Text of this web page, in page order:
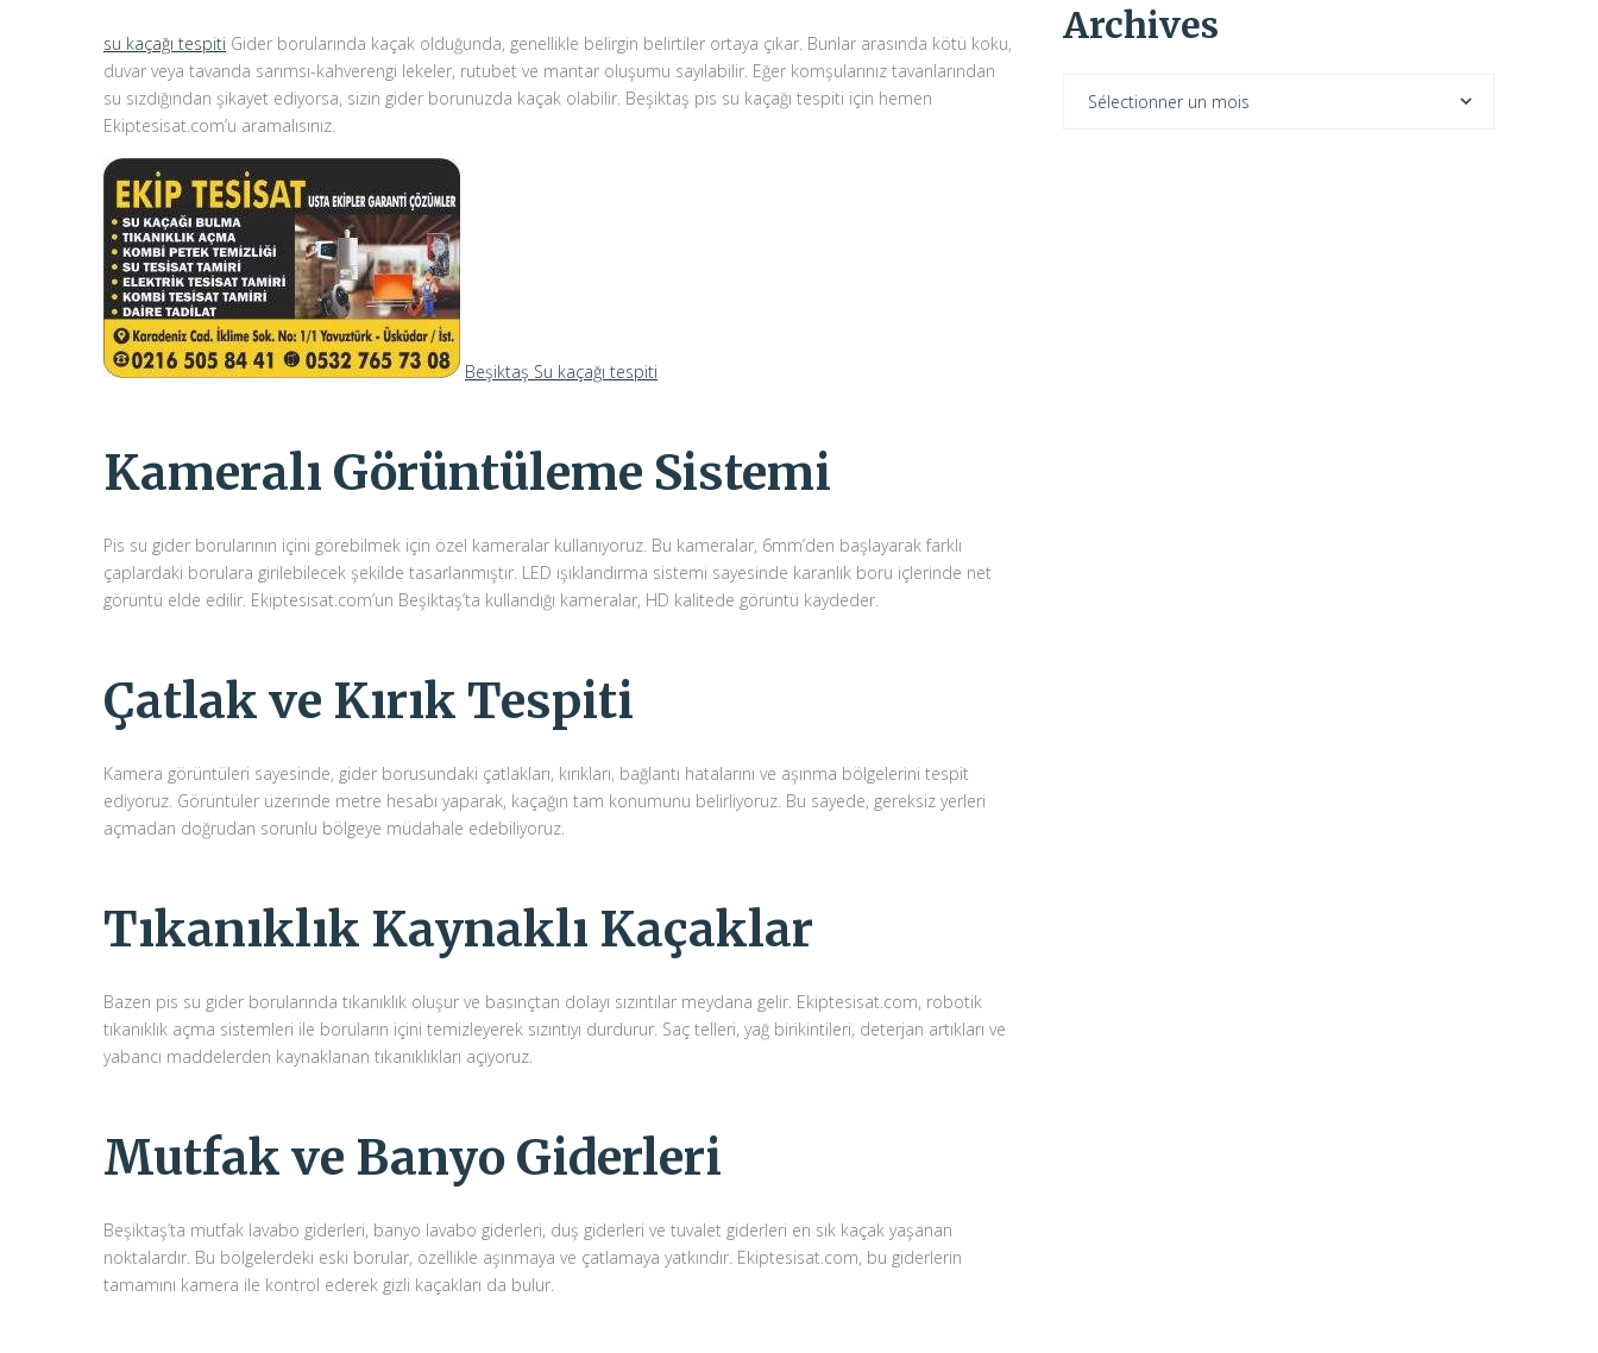
su kaçağı tespiti Gider borularında kaçak olduğunda, genellikle belirgin belirtiler ortaya çıkar. Bunlar arasında kötü koku,
duvar veya tavanda sarımsı-kahverengi lekeler, rutubet ve mantar oluşumu sayılabilir. Eğer komşularınız tavanlarından
su sızdığından şikayet ediyorsa, sizin gider borunuzda kaçak olabilir. Beşiktaş pis su kaçağı tespiti için hemen
Ekiptesisat.com’u aramalısınız.
Beşiktaş Su kaçağı tespiti
Kameralı Görüntüleme Sistemi
Pis su gider borularının içini görebilmek için özel kameralar kullanıyoruz. Bu kameralar, 6mm’den başlayarak farklı
çaplardaki borulara girilebilecek şekilde tasarlanmıştır. LED ışıklandırma sistemi sayesinde karanlık boru içlerinde net
görüntü elde edilir. Ekiptesisat.com’un Beşiktaş’ta kullandığı kameralar, HD kalitede görüntü kaydeder.
Çatlak ve Kırık Tespiti
Kamera görüntüleri sayesinde, gider borusundaki çatlakları, kırıkları, bağlantı hatalarını ve aşınma bölgelerini tespit
ediyoruz. Görüntüler üzerinde metre hesabı yaparak, kaçağın tam konumunu belirliyoruz. Bu sayede, gereksiz yerleri
açmadan doğrudan sorunlu bölgeye müdahale edebiliyoruz.
Tıkanıklık Kaynaklı Kaçaklar
Bazen pis su gider borularında tıkanıklık oluşur ve basınçtan dolayı sızıntılar meydana gelir. Ekiptesisat.com, robotik
tıkanıklık açma sistemleri ile boruların içini temizleyerek sızıntıyı durdurur. Saç telleri, yağ birikintileri, deterjan artıkları ve
yabancı maddelerden kaynaklanan tıkanıklıkları açıyoruz.
Mutfak ve Banyo Giderleri
Beşiktaş’ta mutfak lavabo giderleri, banyo lavabo giderleri, duş giderleri ve tuvalet giderleri en sık kaçak yaşanan
noktalardır. Bu bölgelerdeki eski borular, özellikle aşınmaya ve çatlamaya yatkındır. Ekiptesisat.com, bu giderlerin
tamamını kamera ile kontrol ederek gizli kaçakları da bulur.
Archives